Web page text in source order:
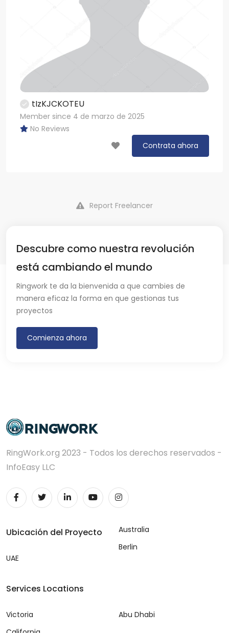
tIzKJCKOTEU
Member since 4 de marzo de 2025
No Reviews
Contrata ahora
Report Freelancer
Descubre como nuestra revolución
está cambiando el mundo
Ringwork te da la bienvenida a que cambies de
manera eficaz la forma en que gestionas tus
proyectos
Comienza ahora
RingWork.org 2023 - Todos los derechos reservados -
InfoEasy LLC
Ubicación del Proyecto
UAE
Australia
Berlin
Services Locations
Victoria
Abu Dhabi